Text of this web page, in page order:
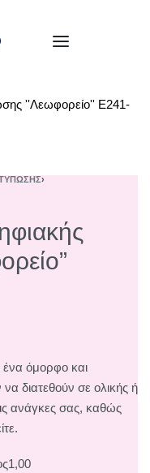
›
ένα όμορφο και
διατεθούν σε ολικής ή
ανάγκες σας, καθώς